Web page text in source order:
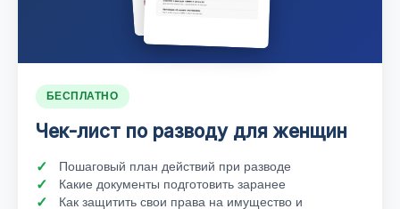
БЕСПЛАТНО
Чек-лист по разводу для женщин
Пошаговый план действий при разводе
Какие документы подготовить заранее
Как защитить свои права на имущество и